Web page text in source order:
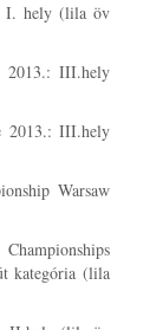
I. hely (lila öv
2013.: III.hely
2013.: III.hely
Warsaw
kategória (lila